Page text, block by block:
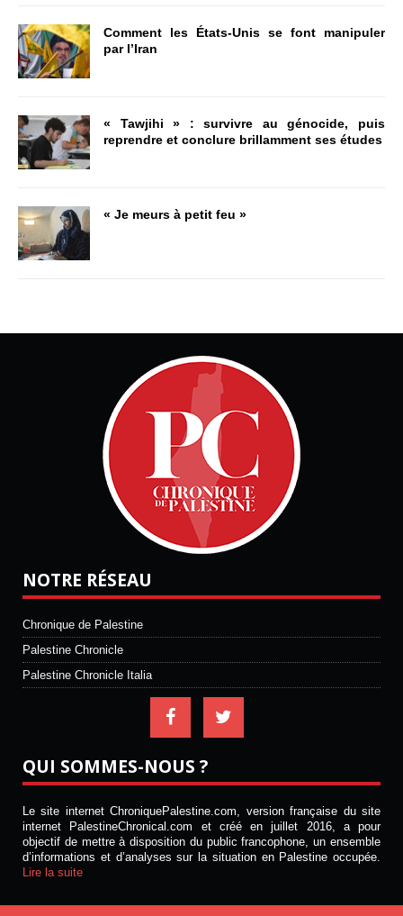
Comment les États-Unis se font manipuler
par l’Iran
« Tawjihi » : survivre au génocide, puis
reprendre et conclure brillamment ses études
« Je meurs à petit feu »
NOTRE RÉSEAU
Chronique de Palestine
Palestine Chronicle
Palestine Chronicle Italia
QUI SOMMES-NOUS ?
Le site internet ChroniquePalestine.com, version française du site
internet PalestineChronical.com et créé en juillet 2016, a pour
objectif de mettre à disposition du public francophone, un ensemble
d’informations et d’analyses sur la situation en Palestine occupée.
Lire la suite